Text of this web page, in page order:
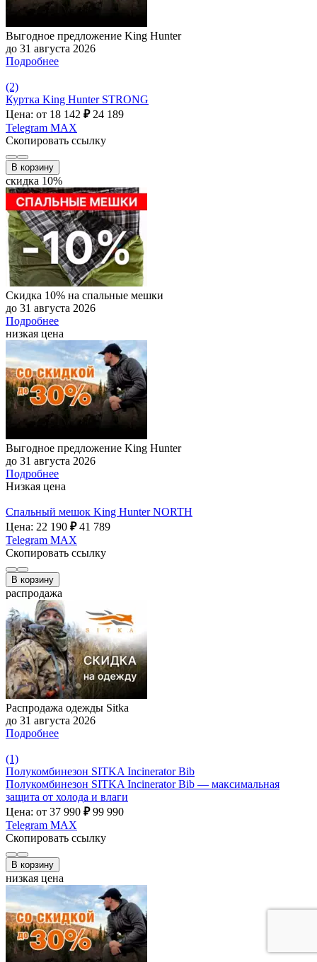
Выгодное предложение King Hunter
до 31 августа 2026
Подробнее
(2)
Куртка King Hunter STRONG
Цена: от 18 142 ₽ 24 189
Telegram MAX
Скопировать ссылку
В корзину
скидка 10%
Скидка 10% на спальные мешки
до 31 августа 2026
Подробнее
низкая цена
Выгодное предложение King Hunter
до 31 августа 2026
Подробнее
Низкая цена
Спальный мешок King Hunter NORTH
Цена: 22 190 ₽ 41 789
Telegram MAX
Скопировать ссылку
В корзину
распродажа
Распродажа одежды Sitka
до 31 августа 2026
Подробнее
(1)
Полукомбинезон SITKA Incinerator Bib
Полукомбинезон SITKA Incinerator Bib — максимальная
защита от холода и влаги
Цена: от 37 990 ₽ 99 990
Telegram MAX
Скопировать ссылку
В корзину
низкая цена